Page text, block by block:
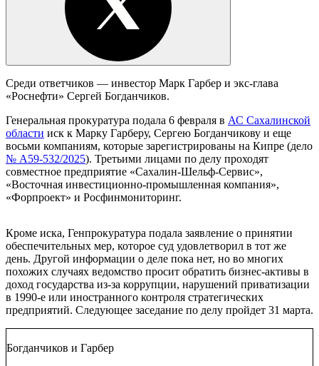
Среди ответчиков — инвестор Марк Гарбер и экс-глава
«Роснефти» Сергей Богданчиков.
Генеральная прокуратура подала 6 февраля в АС Сахалинской
области иск к Марку Гарберу, Сергею Богданчикову и еще
восьми компаниям, которые зарегистрированы на Кипре (дело
№ А59-532/2025). Третьими лицами по делу проходят
совместное предприятие «Сахалин-Шельф-Сервис»,
«Восточная инвестиционно-промышленная компания»,
«Форпроект» и Росфинмониторинг.
Кроме иска, Генпрокуратура подала заявление о принятии
обеспечительных мер, которое суд удовлетворил в тот же
день. Другой информации о деле пока нет, но во многих
похожих случаях ведомство просит обратить бизнес-активы в
доход государства из-за коррупции, нарушений приватизации
в 1990-е или иностранного контроля стратегических
предприятий. Следующее заседание по делу пройдет 31 марта.
Богданчиков и Гарбер